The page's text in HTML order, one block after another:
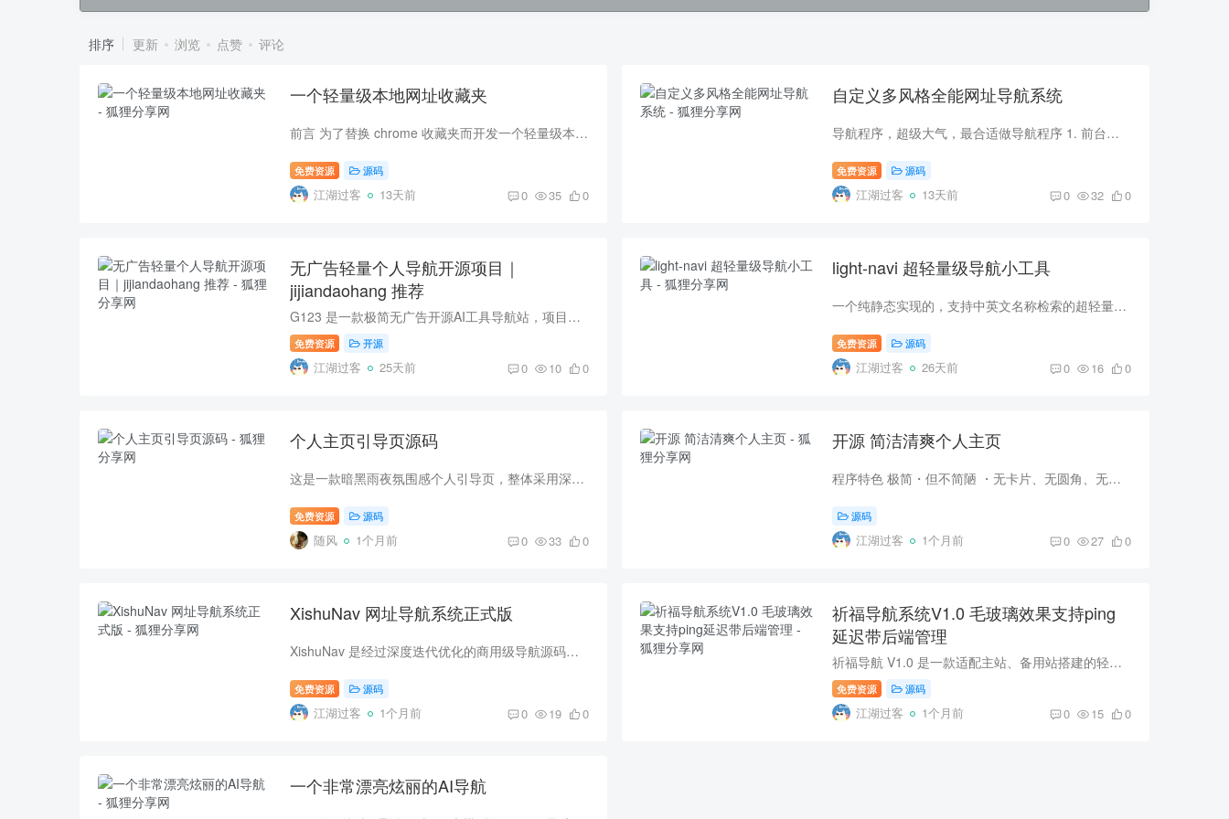
排序 更新 浏览 点赞 评论
一个轻量级本地网址收藏夹
前言 为了替换 chrome 收藏夹而开发一个轻量级本地网址收藏夹， 无需数据库、无需服务器，也无需安装任何额外环境，下载后即可离线使用。 如需部署到公网，只需上传新的配置文件，或将 adm...
免费资源 源码
江湖过客 13天前 0 35 0
自定义多风格全能网址导航系统
导航程序，超级大气，最合适做导航程序 1. 前台导航首页：支持分类展示站点、搜索入口、快捷标签、公告、时钟显示。2. 站点管理：支持添加、编辑、删除、启用 / 隐藏站点，支持分类、描述、图标...
免费资源 源码
江湖过客 13天前 0 32 0
无广告轻量个人导航开源项目｜
jijiandaohang 推荐
G123 是一款极简无广告开源AI工具导航站，项目基于 jijiandaohang 开源维护，内置12大分类、百余种主流AI工具，覆盖绘图、写作、编程、视频、学术、数字人等全场景需求。全站无弹窗、无信息流、...
免费资源 开源
江湖过客 25天前 0 10 0
light-navi 超轻量级导航小工具
一个纯静态实现的，支持中英文名称检索的超轻量级导航小工具。主要可应用于企业 / 团队内部系统导航，尤其适合运维、开发、测试等技术同学在日常工作中使用。 一、代码结构 light-navi ├── d...
免费资源 源码
江湖过客 26天前 0 16 0
个人主页引导页源码
这是一款暗黑雨夜氛围感个人引导页，整体采用深色磨砂玻璃拟态设计，搭配动态雨滴、随机闪电动画、慢放大背景等视觉特效，页面质感高级、交互流畅，同时适配电脑端与手机移动端，兼顾颜值与实用...
免费资源 源码
随风 1个月前 0 33 0
开源 简洁清爽个人主页
程序特色 极简・但不简陋 ・无卡片、无圆角、无阴影、无多余装饰・只有背景 + 玻璃层 + 文字 + 线・每个元素都有存在的理由 克制・但有温度 ・姓名下划线从左向右滑出・项目间分隔线同样滑出・...
源码
江湖过客 1个月前 0 27 0
XishuNav 网址导航系统正式版
XishuNav 是经过深度迭代优化的商用级导航源码，开发者基于自用需求打磨升级，兼顾个人建站与流量站点运营，从安全、性能、SEO、后台易用性全方位升级，新增收录提交、报错纠错两大运营刚需功能...
免费资源 源码
江湖过客 1个月前 0 19 0
祈福导航系统V1.0 毛玻璃效果支持ping
延迟带后端管理
祈福导航 V1.0 是一款适配主站、备用站搭建的轻量化网址导航源码，整体采用沉浸式首页设计，默认搭载雪山 WebP 优化背景，配备实时时钟、日期面板与集成搜索模块，附带热门快捷搜素标签，站点以...
免费资源 源码
江湖过客 1个月前 0 15 0
一个非常漂亮炫丽的AI导航